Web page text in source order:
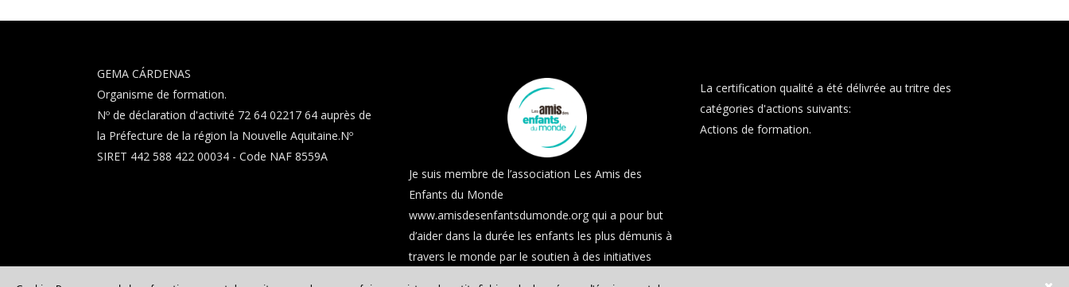
GEMA CÁRDENAS
Organisme de formation.
Nº de déclaration d'activité 72 64 02217 64 auprès de
la Préfecture de la région la Nouvelle Aquitaine.Nº
SIRET 442 588 422 00034 - Code NAF 8559A
Je suis membre de l’association Les Amis des
Enfants du Monde
www.amisdesenfantsdumonde.orgqui a pour but
d’aider dans la durée les enfants les plus démunis à
travers le monde par le soutien à des initiatives
La certification qualité a été délivrée au tritre des
catégories d'actions suivants:
Actions de formation.